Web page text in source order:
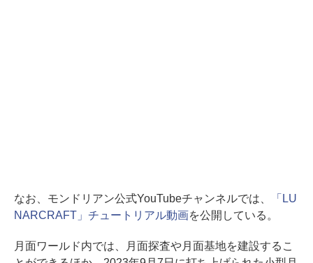
なお、モンドリアン公式YouTubeチャンネルでは、
「LU
NARCRAFT」チュートリアル動画を公開している。
月面ワールド内では、月面探査や月面基地を建設するこ